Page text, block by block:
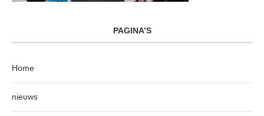
PAGINA’S
Home
nieuws